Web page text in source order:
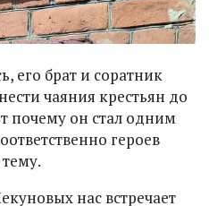
его брат и соратник
чаяния крестьян до
почему он стал одним
героев
нас встречает